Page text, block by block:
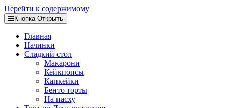
Перейти к содержимому
Кнопка Открыть
Главная
Начинки
Сладкий стол
Макарони
Кейкпопсы
Капкейки
Бенто торты
На пасху